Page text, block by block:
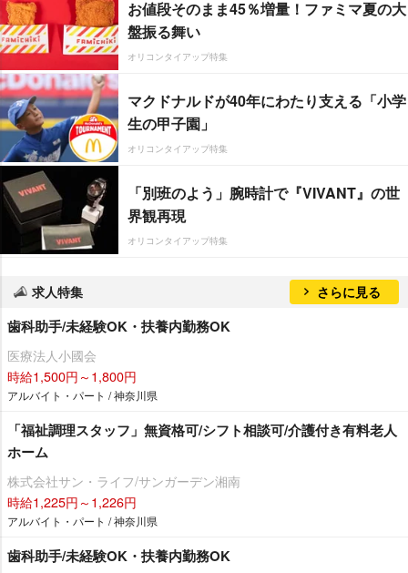
お値段そのまま45％増量！ファミマ夏の大
盤振る舞い
オリコンタイアップ特集
マクドナルドが40年にわたり支える「小学
生の甲子園」
オリコンタイアップ特集
「別班のよう」腕時計で『VIVANT』の世
界観再現
オリコンタイアップ特集
求人特集 さらに見る
歯科助手/未経験OK・扶養内勤務OK
医療法人小國会
時給1,500円～1,800円
アルバイト・パート / 神奈川県
「福祉調理スタッフ」無資格可/シフト相談可/介護付き有料老人
ホーム
株式会社サン・ライフ/サンガーデン湘南
時給1,225円～1,226円
アルバイト・パート / 神奈川県
歯科助手/未経験OK・扶養内勤務OK